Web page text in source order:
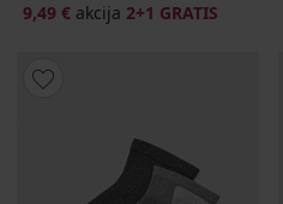
9,49 € akcija 2+1 GRATIS